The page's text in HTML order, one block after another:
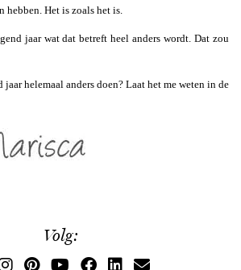
hebben. Het is zoals het is.
jaar wat dat betreft heel anders wordt. Dat zou
helemaal anders doen? Laat het me weten in de
Volg: